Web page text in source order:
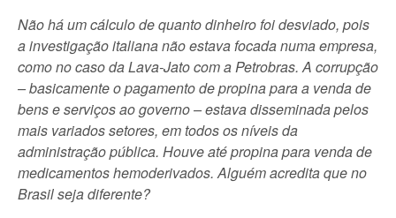
Não há um cálculo de quanto dinheiro foi desviado, pois
a investigação italiana não estava focada numa empresa,
como no caso da Lava-Jato com a Petrobras. A corrupção
– basicamente o pagamento de propina para a venda de
bens e serviços ao governo – estava disseminada pelos
mais variados setores, em todos os níveis da
administração pública. Houve até propina para venda de
medicamentos hemoderivados. Alguém acredita que no
Brasil seja diferente?